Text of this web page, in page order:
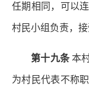
任期相同，可以
村民小组负责，接
第十九条本
为村民代表不称